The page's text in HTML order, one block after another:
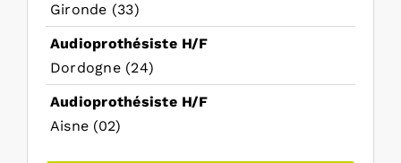
Gironde (33)
Audioprothésiste H/F
Dordogne (24)
Audioprothésiste H/F
Aisne (02)